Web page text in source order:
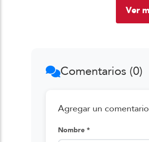
Ver
Comentarios (0)
Agregar un comentario
Nombre *